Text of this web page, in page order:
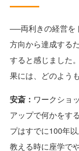
──両利きの経営を
方向から達成する
すると感じました
果には、どのよう
安斎： ワークショ
アップで何かをす
プはすでに100年
教える時に座学で